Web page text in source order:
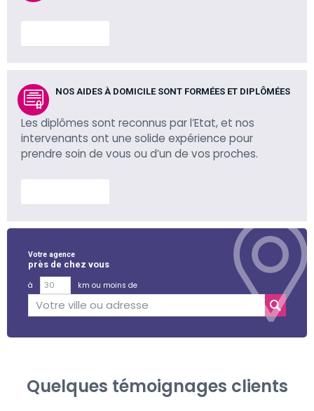
NOS AIDES À DOMICILE SONT FORMÉES ET DIPLÔMÉES
Les diplômes sont reconnus par l’Etat, et nos
intervenants ont une solide expérience pour
prendre soin de vous ou d’un de vos proches.
Votre agence
près de chez vous
à
km ou moins de
Quelques témoignages clients